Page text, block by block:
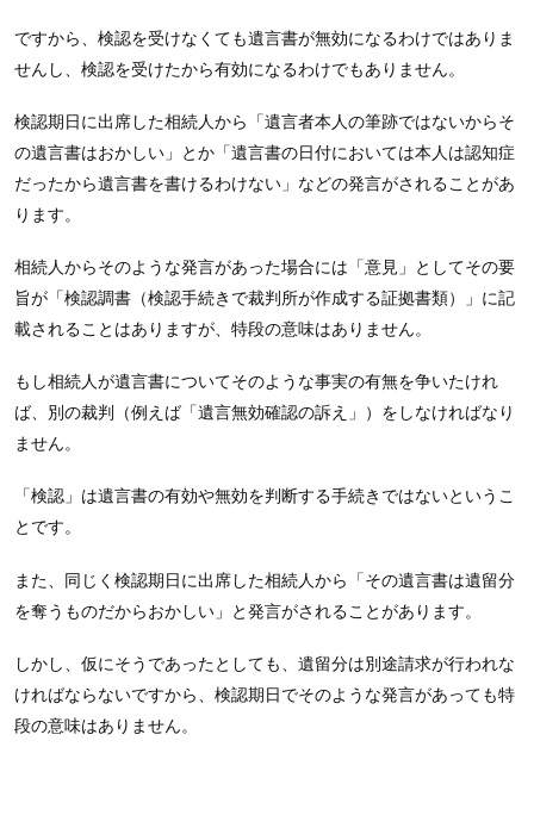
ですから、検認を受けなくても遺言書が無効になるわけではありま
せんし、検認を受けたから有効になるわけでもありません。
検認期日に出席した相続人から「遺言者本人の筆跡ではないからそ
の遺言書はおかしい」とか「遺言書の日付においては本人は認知症
だったから遺言書を書けるわけない」などの発言がされることがあ
ります。
相続人からそのような発言があった場合には「意見」としてその要
旨が「検認調書（検認手続きで裁判所が作成する証拠書類）」に記
載されることはありますが、特段の意味はありません。
もし相続人が遺言書についてそのような事実の有無を争いたけれ
ば、別の裁判（例えば「遺言無効確認の訴え」）をしなければなり
ません。
「検認」は遺言書の有効や無効を判断する手続きではないというこ
とです。
また、同じく検認期日に出席した相続人から「その遺言書は遺留分
を奪うものだからおかしい」と発言がされることがあります。
しかし、仮にそうであったとしても、遺留分は別途請求が行われな
ければならないですから、検認期日でそのような発言があっても特
段の意味はありません。